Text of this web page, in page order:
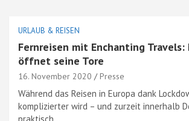
URLAUB & REISEN
Fernreisen mit Enchanting Travels:
öffnet seine Tore
16. November 2020 Presse
Während das Reisen in Europa dank
komplizierter wird – und zurzeit innerhalb